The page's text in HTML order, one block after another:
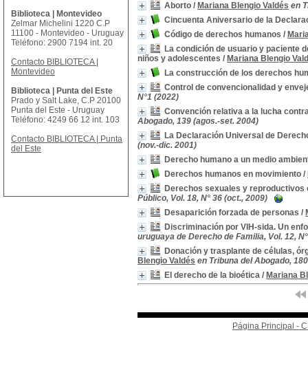
Aborto / Mariana Blengio Valdés en
Cincuenta Aniversario de la
Código de derechos humanos /
La condición de usuario y paciente
niños y adolescentes / Mariana Blengio
La construcción de los derechos
Control de convencionalidad y
N°1 (2022)
Convención relativa a la lucha
Abogado, 139 (agos.-set. 2004)
La Declaración Universal de
(nov.-dic. 2001)
Derecho humano a un medio
Derechos humanos en movimiento /
Derechos sexuales y reproductivos
Público, Vol. 18, N° 36 (oct., 2009)
Desaparición forzada de personas /
Discriminación por VIH-sida. Un
uruguaya de Derecho de Familia, Vol. 12,
Donación y trasplante de células,
Blengio Valdés en Tribuna del Abogado,
El derecho de la bioética / Mariana
Página Principal -
Biblioteca | Montevideo
Zelmar Michelini 1220 C.P
11100 - Montevideo - Uruguay
Teléfono: 2900 7194 int. 20
Contacto BIBLIOTECA |
Montevideo
Biblioteca | Punta del Este
Prado y Salt Lake, C.P 20100
Punta del Este - Uruguay
Teléfono: 4249 66 12 int. 103
Contacto BIBLIOTECA | Punta
del Este